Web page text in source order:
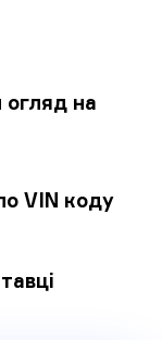
огляд на
VIN коду